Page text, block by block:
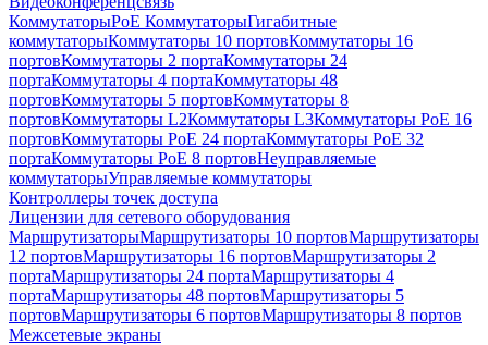
КоммутаторыPoE КоммутаторыГигабитные
коммутаторыКоммутаторы 10 портовКоммутаторы 16
портовКоммутаторы 2 портаКоммутаторы 24
портаКоммутаторы 4 портаКоммутаторы 48
портовКоммутаторы 5 портовКоммутаторы 8
портовКоммутаторы L2Коммутаторы L3Коммутаторы PoE 16
портовКоммутаторы PoE 24 портаКоммутаторы PoE 32
портаКоммутаторы PoE 8 портовНеуправляемые
коммутаторыУправляемые коммутаторы
Контроллеры точек доступа
Лицензии для сетевого оборудования
МаршрутизаторыМаршрутизаторы 10 портовМаршрутизаторы
12 портовМаршрутизаторы 16 портовМаршрутизаторы 2
портаМаршрутизаторы 24 портаМаршрутизаторы 4
портаМаршрутизаторы 48 портовМаршрутизаторы 5
портовМаршрутизаторы 6 портовМаршрутизаторы 8 портов
Межсетевые экраны